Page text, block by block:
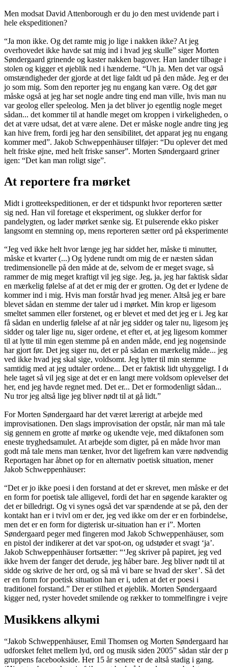
Men modsat David Attenborough er du jo den mest uvidende part i
hele ekspeditionen?
“Ja mon ikke. Og det ramte mig jo lige i nakken ikke? At jeg
overhovedet ikke havde sat mig ind i hvad jeg skulle” siger Morten
Søndergaard grinende og kaster nakken bagover. Han lander tilbage i
stolen og kigger et øjeblik ned i hænderne. “Uh ja. Men det var også
omstændigheder der gjorde at det lige faldt ud på den måde. Jeg er
jo som mig. Som den reporter jeg nu engang kan være. Og det gør
måske også at jeg har set nogle andre ting end man ville, hvis man nu
var geolog eller speleolog. Men ja det bliver jo egentlig nogle meget
sådan... det kommer til at handle meget om kroppen i virkeligheden,
det at være udsat, det at være alene. Det er måske nogle andre ting jeg
kan hive frem, fordi jeg har den sensibilitet, det apparat jeg nu engang
kommer med”. Jakob Schweppenhäuser tilføjer: “Du oplever det med
helt friske øjne, med helt friske sanser”. Morten Søndergaard griner
igen: “Det kan man roligt sige”.
At reportere fra mørket
Midt i grotteekspeditionen, er der et tidspunkt hvor reporteren sætter
sig ned. Han vil foretage et eksperiment, og slukker derfor for
pandelygten, og lader mørket sænke sig. Et pulserende ekko pisker
langsomt en stemning op, mens reporteren sætter ord på
“Jeg ved ikke helt hvor længe jeg har siddet her, måske ti minutter,
måske et kvarter (...) Og lydene rundt om mig de er næsten sådan
tredimensionelle på den måde at de, selvom de er meget svage, så
rammer de mig meget kraftigt vil jeg sige. Jeg, ja, jeg har faktisk
en mærkelig følelse af at det er mig der er grotten. Og det er lydene
kommer ind i mig. Hvis man forstår hvad jeg mener. Altså jeg er bare
blevet sådan en stemme der taler ud i mørket. Min krop er ligesom
smeltet sammen eller forstenet, og er blevet et med det jeg er i. Jeg
få sådan en underlig følelse af at når jeg sidder og taler nu, ligesom
sidder og taler lige nu, siger ordene, et efter et, at jeg ligesom kommer
til at lytte til min egen stemme på en anden måde, end jeg nogensinde
har gjort før. Det jeg siger nu, det er på sådan en mærkelig måde... jeg
ved ikke hvad jeg skal sige, voldsomt. Jeg lytter til min stemme
samtidig med at jeg udtaler ordene... Det er faktisk lidt uhyggeligt. I
hele taget så vil jeg sige at det er en langt mere voldsom oplevelser det
her, end jeg havde regnet med. Det er... Det er formodenligt sådan...
Nu tror jeg altså lige jeg bliver nødt til at gå lidt.”
For Morten Søndergaard har det været lærerigt at arbejde med
improvisationen. Den slags improvisation der opstår, når man må tale
sig gennem en grotte af mørke og ukendte veje, med diktafonen som
eneste tryghedsamulet. At arbejde som digter, på en måde hvor man
godt må tale mens man tænker, hvor det ligefrem kan være
Reportagen har åbnet op for en alternativ poetisk situation, mener
Jakob Schweppenhäuser:
“Det er jo ikke poesi i den forstand at det er skrevet, men måske er det
en form for poetisk tale alligevel, fordi det har en søgende karakter og
det er billedrigt. Og vi synes også det var spændende at se på, den der
kontakt han er i tvivl om er der, jeg ved ikke om der er en forbindelse,
men det er en form for digterisk ur-situation han er i”. Morten
Søndergaard peger med fingeren mod Jakob Schweppenhäuser, som
en pistol der indikerer at det var spot-on, og udstøder et svagt ‘ja’.
Jakob Schweppenhäuser fortsætter: “‘Jeg skriver på papiret, jeg ved
ikke hvem der fanger det derude, jeg håber bare. Jeg bliver nødt til at
sidde og skrive de her ord, og så må vi bare se hvad der sker’. Så det
er en form for poetisk situation han er i, uden at det er poesi i
traditionel forstand.” Der er stilhed et øjeblik. Morten Søndergaard
kigger ned, ryster hovedet smilende og rækker to tommelfingre i
Musikkens alkymi
“Jakob Schweppenhäuser, Emil Thomsen og Morten Søndergaard har
udforsket feltet mellem lyd, ord og musik siden 2005” sådan står der
gruppens facebookside. Her 15 år senere er de altså stadig i gang.